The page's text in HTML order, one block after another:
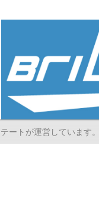
ートが運営していま